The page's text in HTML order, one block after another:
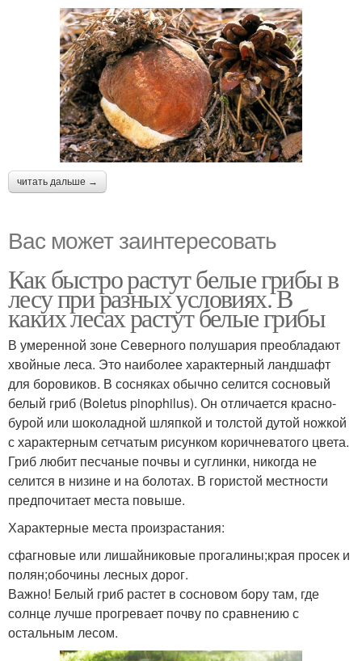
читать дальше →
Вас может заинтересовать
Как быстро растут белые грибы в
лесу при разных условиях. В
каких лесах растут белые грибы
В умеренной зоне Северного полушария преобладают
хвойные леса. Это наиболее характерный ландшафт
для боровиков. В сосняках обычно селится сосновый
белый гриб (Boletus pinophilus). Он отличается красно-
бурой или шоколадной шляпкой и толстой дутой ножкой
с характерным сетчатым рисунком коричневатого цвета.
Гриб любит песчаные почвы и суглинки, никогда не
селится в низине и на болотах. В гористой местности
предпочитает места повыше.
Характерные места произрастания:
сфагновые или лишайниковые прогалины;края просек и
полян;обочины лесных дорог.
Важно! Белый гриб растет в сосновом бору там, где
солнце лучше прогревает почву по сравнению с
остальным лесом.